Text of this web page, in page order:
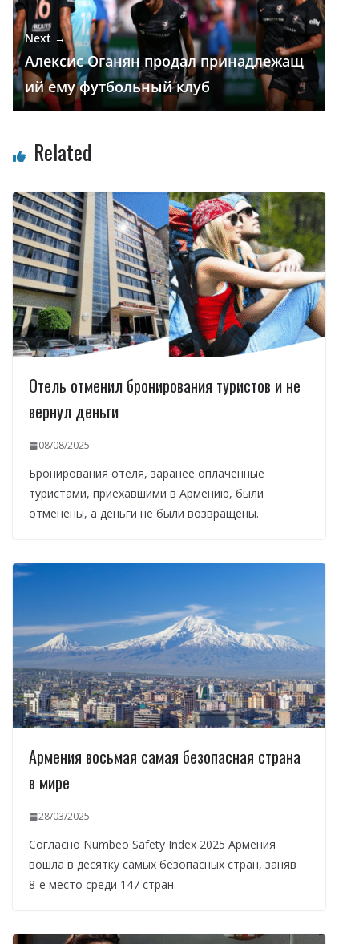
Next →
Алексис Оганян продал принадлежащ
ий ему футбольный клуб
Related
Отель отменил бронирования туристов и не
вернул деньги
08/08/2025
Бронирования отеля, заранее оплаченные
туристами, приехавшими в Армению, были
отменены, а деньги не были возвращены.
Армения восьмая самая безопасная страна
в мире
28/03/2025
Согласно Numbeo Safety Index 2025 Армения
вошла в десятку самых безопасных стран, заняв
8-е место среди 147 стран.